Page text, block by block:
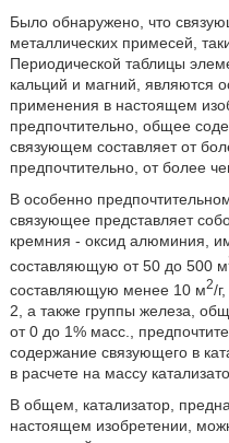
Было обнаружено, что
металлических примесей,
Периодической таблицы
кальций и магний, являются
применения в настоящем
предпочтительно, общее
связующем составляет от
предпочтительно, от более
В особенно
связующее представляет
кремния - оксид алюминия,
составляющую от 50 до 500 м
составляющую менее 10 м2/
2, а также группы железа,
от 0 до 1% масс.,
содержание связующего в
в расчете на массу
В общем, катализатор,
настоящем изобретении,